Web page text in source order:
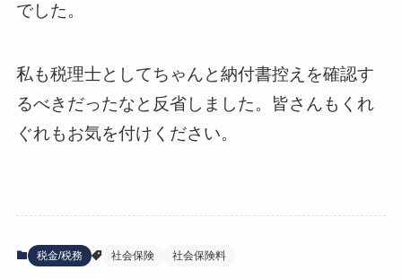
でした。
私も税理士としてちゃんと納付書控えを確認す
るべきだったなと反省しました。皆さんもくれ
ぐれもお気を付けください。
税金/税務 社会保険 社会保険料